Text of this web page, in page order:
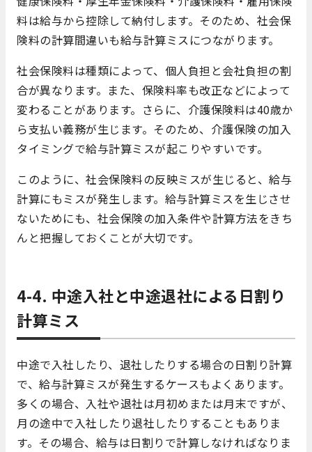
料は給与から控除して納付します。そのため、社会保
険料の計算間違いも給与計算ミスにつながります。
社会保険料は種類によって、個人負担と会社負担の割
合が異なります。また、保険料率も改正などによって
変わることがあります。さらに、介護保険料は40歳か
ら支払い義務が生じます。そのため、介護保険の加入
タイミングで給与計算ミスが起こりやすいです。
このように、社会保険料の反映ミスが生じると、給与
計算にもミスが発生します。給与計算ミスを生じさせ
ないためにも、社会保険の加入条件や計算方法をきち
んと把握しておくことが大切です。
4-4. 中途入社と中途退社による日割り
計算ミス
中途で入社したり、退社したりする場合の日割り計算
で、給与計算ミスが発生するケースもよくあります。
多くの場合、入社や退社は月初めまたは月末ですが、
月の途中で入社したり退社したりすることもありま
す。その場合、給与は日割りで計算しなければなりま